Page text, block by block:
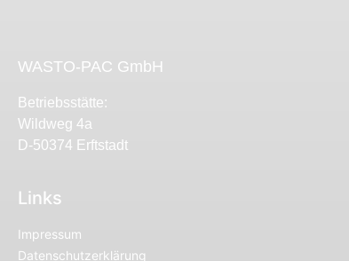
WASTO-PAC GmbH
Betriebsstätte:
Wildweg 4a
D-50374 Erftstadt
Links
Impressum
Datenschutzerklärung